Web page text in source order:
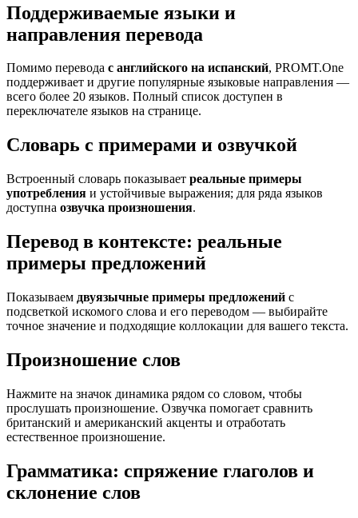
Поддерживаемые языки и
направления перевода
Помимо перевода с английского на испанский, PROMT.One
поддерживает и другие популярные языковые направления —
всего более 20 языков. Полный список доступен в
переключателе языков на странице.
Словарь с примерами и озвучкой
Встроенный словарь показывает реальные примеры
употребления и устойчивые выражения; для ряда языков
доступна озвучка произношения.
Перевод в контексте: реальные
примеры предложений
Показываем двуязычные примеры предложений с
подсветкой искомого слова и его переводом — выбирайте
точное значение и подходящие коллокации для вашего текста.
Произношение слов
Нажмите на значок динамика рядом со словом, чтобы
прослушать произношение. Озвучка помогает сравнить
британский и американский акценты и отработать
естественное произношение.
Грамматика: спряжение глаголов и
склонение слов